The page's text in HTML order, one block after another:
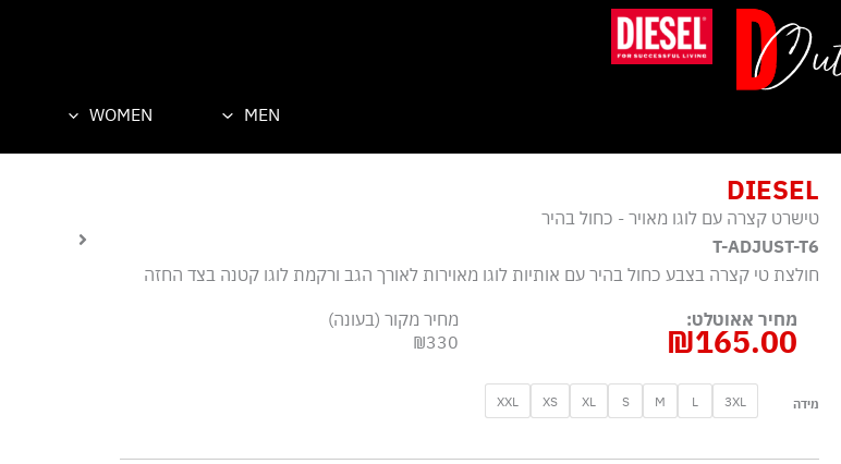
לתוכן
MEN
WOMEN
DIESEL
טישרט קצרה עם לוגו מאויר - כחול בהיר
T-ADJUST-T6
חולצת טי קצרה בצבע כחול בהיר עם אותיות לוגו מאוירות לאורך הגב ורקמת לוגו קטנה בצד החזה
מחיר אאוטלט:
₪165.00
מחיר מקור (בעונה)
₪330
מידה 3XL
L
M
S
XL
XS
XXL